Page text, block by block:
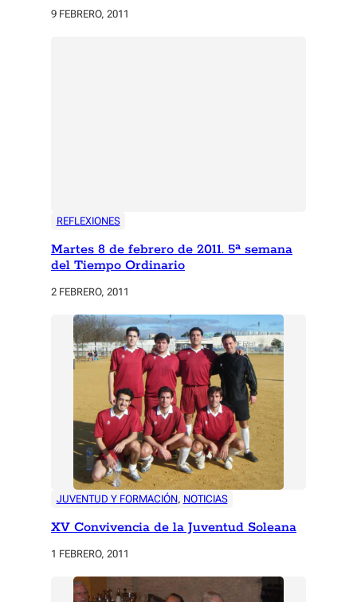
9 FEBRERO, 2011
REFLEXIONES
Martes 8 de febrero de 2011. 5ª semana
del Tiempo Ordinario
2 FEBRERO, 2011
JUVENTUD Y FORMACIÓN, NOTICIAS
XV Convivencia de la Juventud Soleana
1 FEBRERO, 2011